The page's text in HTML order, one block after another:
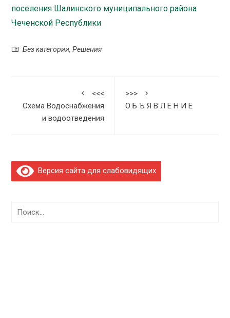
поселения Шалинского муниципального района
Чеченской Республики
Без категории,Решения
<<<
Схема Водоснабжения
и водоотведения
>>>
О Б Ъ Я В Л Е Н И Е
Версия сайта для слабовидящих
Найти: